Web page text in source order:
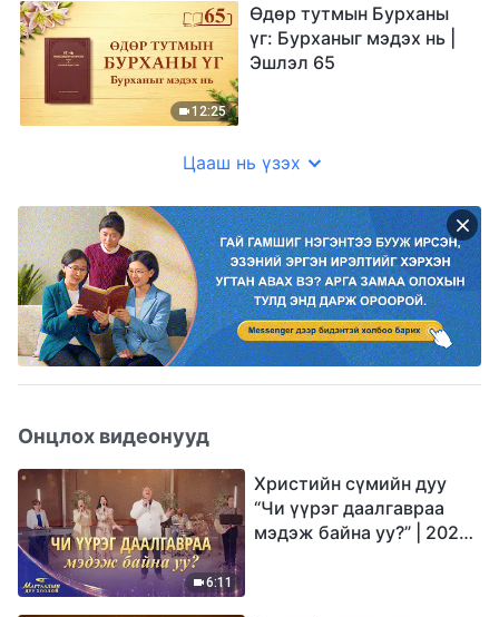
12:25
Өдөр тутмын Бурханы
үг: Бурханыг мэдэх нь |
Эшлэл 65
Цааш нь үзэх
Онцлох видеонууд
6:11
Христийн сүмийн дуу
“Чи үүрэг даалгавраа
мэдэж байна уу?” | 2026